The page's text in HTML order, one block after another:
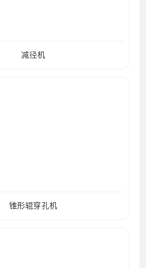
减径机
锥形辊穿孔机